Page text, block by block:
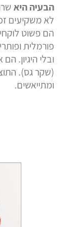
הבעיה היא
לא משקיעים
הם פשוט
פורמלית
ובלי היגיון.
(שקר גס).
ומתייאשים.